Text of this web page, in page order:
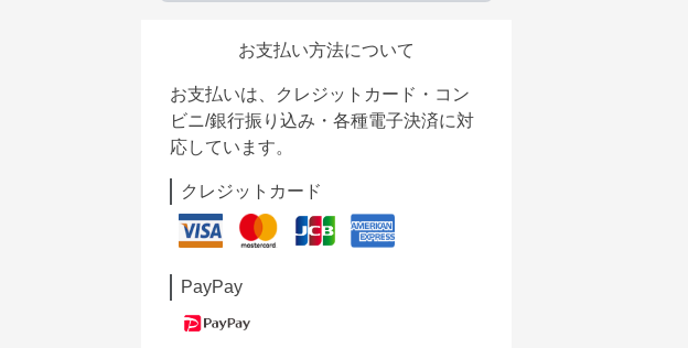
お支払い方法について
お支払いは、クレジットカード・コン
ビニ/銀行振り込み・各種電子決済に対
応しています。
クレジットカード
PayPay